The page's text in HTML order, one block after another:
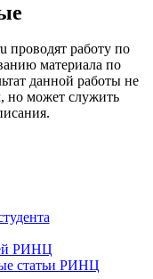
проводят работу по
материала по
данной работы не
но может служить
РИНЦ
статьи РИНЦ